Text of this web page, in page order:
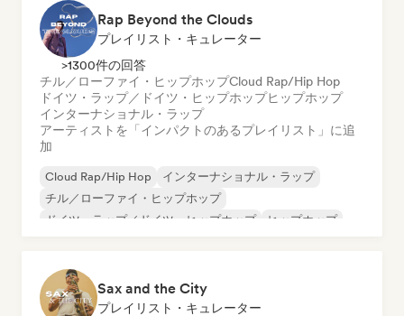
Rap Beyond the Clouds
プレイリスト・キュレーター
>1300件の回答
チル／ローファイ・ヒップホップCloud Rap/Hip Hop
ドイツ・ラップ／ドイツ・ヒップホップヒップホップ
インターナショナル・ラップ
アーティストを「インパクトのあるプレイリスト」に追
加
Cloud Rap/Hip Hop
インターナショナル・ラップ
チル／ローファイ・ヒップホップ
ドイツ・ラップ／ドイツ・ヒップホップ
ヒップホップ
Sax and the City
プレイリスト・キュレーター